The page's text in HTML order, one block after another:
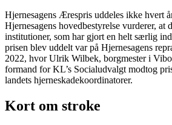
Hjernesagens Ærespris uddeles ikke hvert
Hjernesagens hovedbestyrelse vurderer, at
institutioner, som har gjort en helt særlig
prisen blev uddelt var på Hjernesagens
2022, hvor Ulrik Wilbek, borgmester i
formand for KL’s Socialudvalgt modtog
landets hjerneskadekoordinatorer.
Kort om stroke